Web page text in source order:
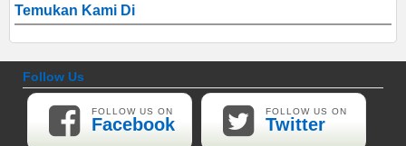
Temukan Kami Di
Follow Us
FOLLOW US ON
Facebook
FOLLOW US ON
Twitter